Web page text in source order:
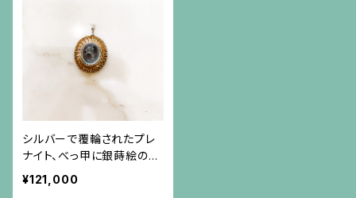
シルバーで覆輪されたプレ
ナイト、べっ甲に銀蒔絵のフ
レームのペンダント
¥121,000